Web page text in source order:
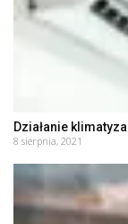
Działanie
8 sierpnia, 2021